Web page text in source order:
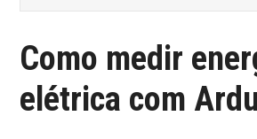
Como medir
elétrica com